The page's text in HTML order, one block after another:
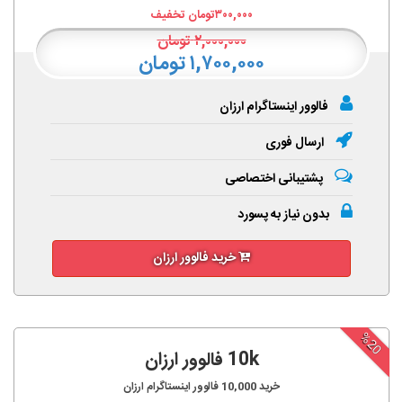
۳۰۰,۰۰۰تومان تخفیف
۲,۰۰۰,۰۰۰تومان
۱,۷۰۰,۰۰۰ تومان
فالوور اینستاگرام ارزان
ارسال فوری
پشتیبانی اختصاصی
بدون نیاز به پسورد
خرید فالوور ارزان
%20
10k فالوور ارزان
خرید10,000 فالوور اینستاگرام ارزان